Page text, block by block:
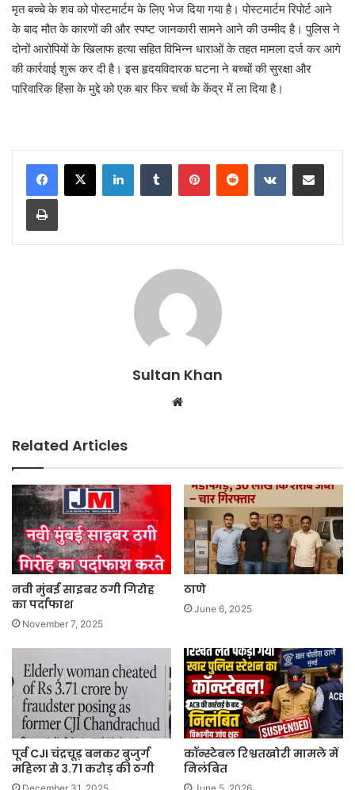
मृत बच्चे के शव को पोस्टमार्टम के लिए भेज दिया गया है। पोस्टमार्टम रिपोर्ट आने
के बाद मौत के कारणों की और स्पष्ट जानकारी सामने आने की उम्मीद है। पुलिस ने
दोनों आरोपियों के खिलाफ हत्या सहित विभिन्न धाराओं के तहत मामला दर्ज कर आगे
की कार्रवाई शुरू कर दी है। इस हृदयविदारक घटना ने बच्चों की सुरक्षा और
पारिवारिक हिंसा के मुद्दे को एक बार फिर चर्चा के केंद्र में ला दिया है।
Sultan Khan
Related Articles
नवी मुंबई साइबर ठगी गिरोह
का पर्दाफाश
November 7, 2025
ठाणे
June 6, 2025
पूर्व CJI चंद्रचूड़ बनकर बुजुर्ग
महिला से 3.71 करोड़ की ठगी
कॉन्स्टेबल रिश्वतखोरी मामले में
निलंबित